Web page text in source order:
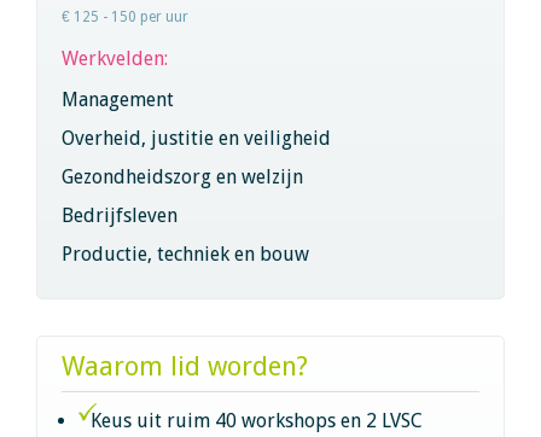
€ 125 - 150 per uur
Werkvelden:
Management
Overheid, justitie en veiligheid
Gezondheidszorg en welzijn
Bedrijfsleven
Productie, techniek en bouw
Waarom lid worden?
Keus uit ruim 40 workshops en 2 LVSC